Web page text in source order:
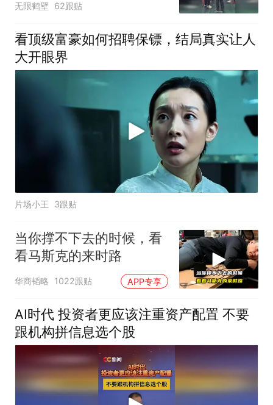
无限鹤壁 62跟贴
看顶级富豪如何招聘保镖，结局真实让人
大开眼界
片场小王 3跟贴
当你撑不下去的时候，看
看马斯克的来时路
华商韬略 1022跟贴 APP专享
AI时代 投资者更应该注重资产配置 不要
跟机构拼信息选个股